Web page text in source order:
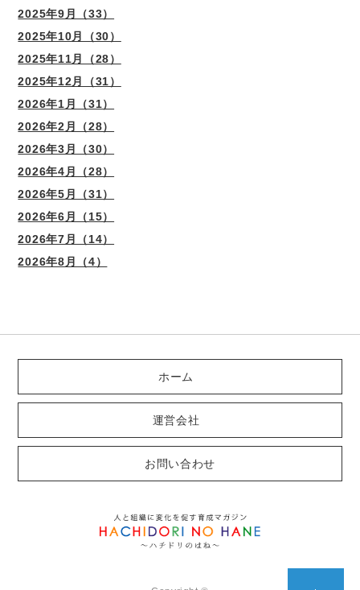
2025年9月（33）
2025年10月（30）
2025年11月（28）
2025年12月（31）
2026年1月（31）
2026年2月（28）
2026年3月（30）
2026年4月（28）
2026年5月（31）
2026年6月（15）
2026年7月（14）
2026年8月（4）
ホーム
運営会社
お問い合わせ